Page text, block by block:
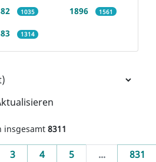
1035
1314
1896 1561
insgesamt 8311
3 4 5 ... 831